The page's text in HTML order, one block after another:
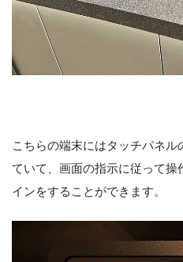
こちらの端末にはタッチパネ
ていて、画面の指示に従って操
インをすることができます。